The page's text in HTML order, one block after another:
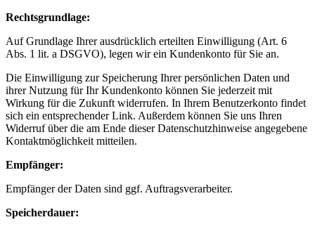
Rechtsgrundlage:
Auf Grundlage Ihrer ausdrücklich erteilten Einwilligung (Art. 6
Abs. 1 lit. a DSGVO), legen wir ein Kundenkonto für Sie an.
Die Einwilligung zur Speicherung Ihrer persönlichen Daten und
ihrer Nutzung für Ihr Kundenkonto können Sie jederzeit mit
Wirkung für die Zukunft widerrufen. In Ihrem Benutzerkonto findet
sich ein entsprechender Link. Außerdem können Sie uns Ihren
Widerruf über die am Ende dieser Datenschutzhinweise angegebene
Kontaktmöglichkeit mitteilen.
Empfänger:
Empfänger der Daten sind ggf. Auftragsverarbeiter.
Speicherdauer: